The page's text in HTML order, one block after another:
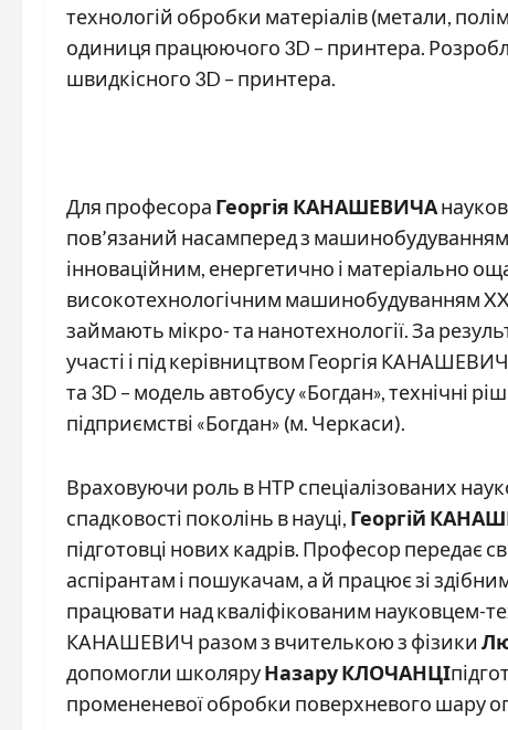
технологій обробки матеріалів (метали,
одиниця працюючого 3D – принтера.
швидкісного 3D – принтера.
Для професора Георгія КАНАШЕВИЧА
пов’язаний насамперед з
інноваційним, енергетично і матеріально
високотехнологічним машинобудуванням
займають мікро- та нанотехнології. За
участі і під керівництвом Георгія
та 3D – модель автобусу «Богдан», технічні
підприємстві «Богдан» (м. Черкаси).
Враховуючи роль в НТР спеціалізованих
спадковості поколінь в науці, Георгій
підготовці нових кадрів. Професор передає
аспірантам і пошукачам, а й працює зі
працювати над кваліфікованим науковцем-
КАНАШЕВИЧ разом з вчителькою з фізики
допомогли школяруНазару КЛОЧАНЦІ
промененевої обробки поверхневого шару